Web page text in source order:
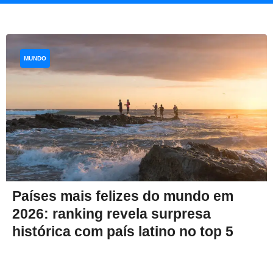
Países mais felizes do mundo em
2026: ranking revela surpresa
histórica com país latino no top 5
MUNDO